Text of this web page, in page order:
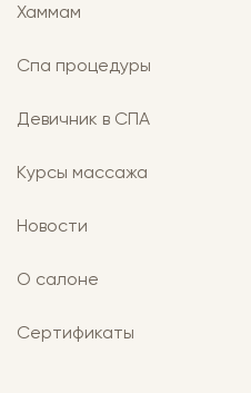
Хаммам
Спа процедуры
Девичник в СПА
Курсы массажа
Новости
О салоне
Сертификаты